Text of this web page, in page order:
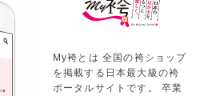
My袴とは 全国の袴ショップ
を掲載する日本最大級の袴
ポータルサイトです。 卒業